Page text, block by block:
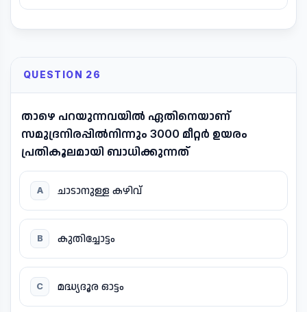
QUESTION 26
താഴെ പറയുന്നവയിൽ ഏതിനെയാണ്
സമുദ്രനിരപ്പിൽനിന്നും 3000 മീറ്റർ ഉയരം
പ്രതികൂലമായി ബാധിക്കുന്നത്
A ചാടാനുള്ള കഴിവ്
B കുതിച്ചോട്ടം
C മദ്ധ്യദൂര ഓട്ടം